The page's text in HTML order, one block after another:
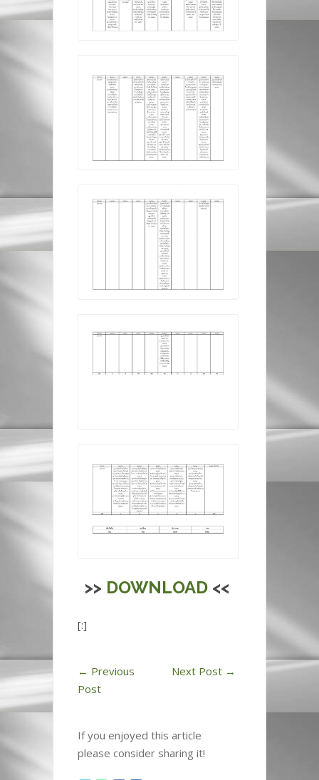
>> DOWNLOAD <<
[:]
← Previous
Post
Next Post →
If you enjoyed this article
please consider sharing it!